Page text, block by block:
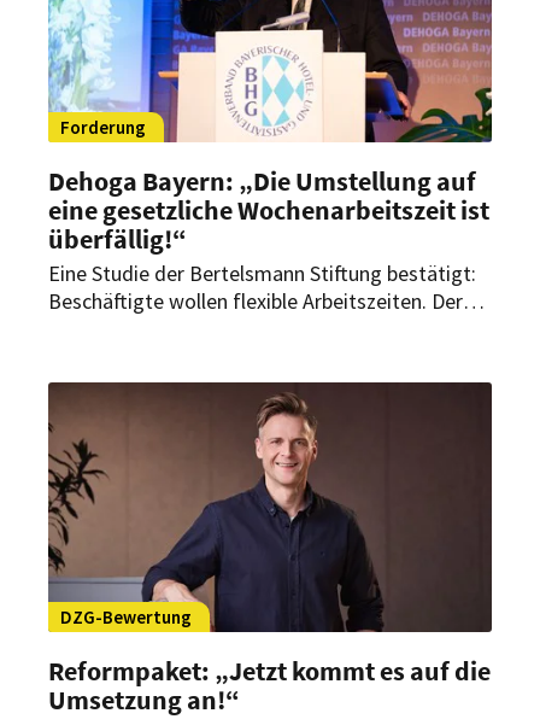
Forderung
Dehoga Bayern: „Die Umstellung auf
eine gesetzliche Wochenarbeitszeit ist
überfällig!“
Eine Studie der Bertelsmann Stiftung bestätigt:
Beschäftigte wollen flexible Arbeitszeiten. Der
DZG-Bewertung
Reformpaket: „Jetzt kommt es auf die
Umsetzung an!“